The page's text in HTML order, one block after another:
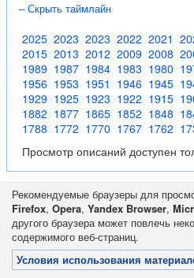
– Скрыть таймлайн
2025 2023 2023 2022 2021
2015 2013 2012 2009 2008
1989 1987 1984 1983 1980
1956 1953 1951 1946 1945
1929 1925 1923 1922 1915
1882 1877 1865 1852 1848
1788 1772 1770 1767 1762
Просмотр описаний доступен
Рекомендуемые браузеры для
Firefox, Opera, Yandex Browser,
другого браузера может повлечь
содержимого веб-страниц.
Условия использования